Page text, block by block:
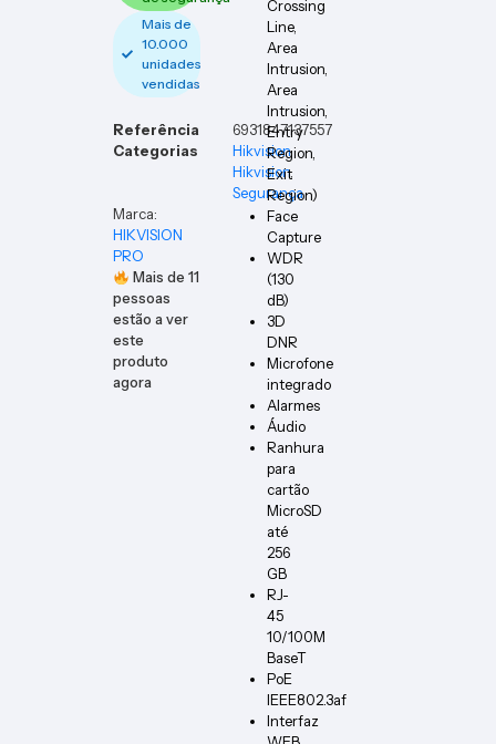
Mais de
10.000
unidades
vendidas
Referência
6931847137557
Categorias
Hikvision,
Hikvision,
Segurança
Marca:
HIKVISION
PRO
Mais de11
pessoas
estão a ver
este
produto
agora
Crossing
Line,
Area
Intrusion,
Area
Intrusion,
Entry
Region,
Exit
Region)
Face
Capture
WDR
(130
dB)
3D
DNR
Microfone
integrado
Alarmes
Áudio
Ranhura
para
cartão
MicroSD
até
256
GB
RJ-
45
10/100M
BaseT
PoE
IEEE802.3af
Interfaz